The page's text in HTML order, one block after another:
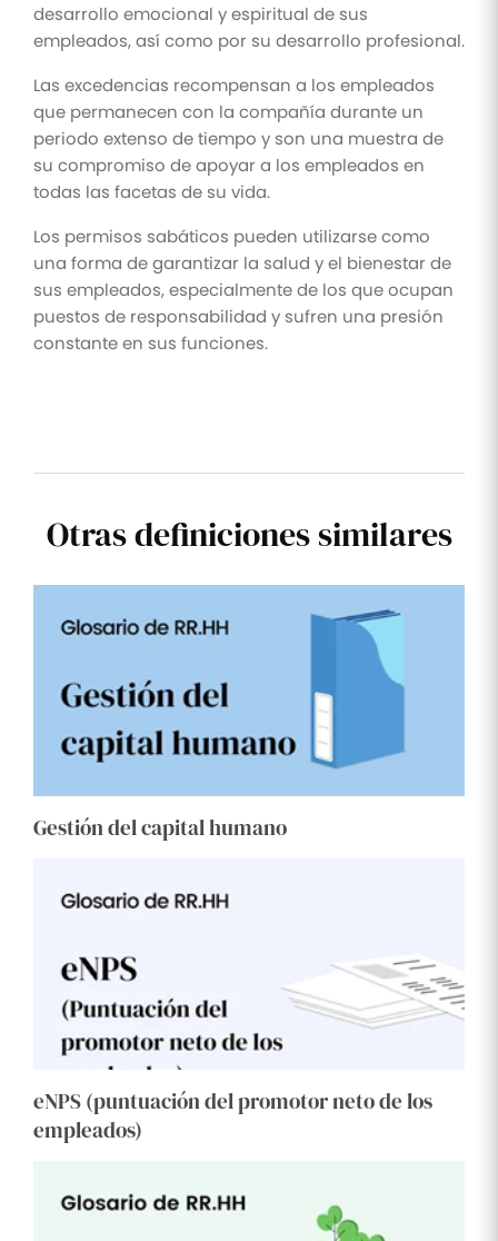
desarrollo emocional y espiritual de sus
empleados, así como por su desarrollo profesional.
Las excedencias recompensan a los empleados
que permanecen con la compañía durante un
periodo extenso de tiempo y son una muestra de
su compromiso de apoyar a los empleados en
todas las facetas de su vida.
Los permisos sabáticos pueden utilizarse como
una forma de garantizar la salud y el bienestar de
sus empleados, especialmente de los que ocupan
puestos de responsabilidad y sufren una presión
constante en sus funciones.
Otras definiciones similares
Gestión del capital humano
eNPS (puntuación del promotor neto de los
empleados)